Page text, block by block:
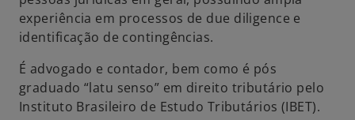
experiência em processos de due diligence e
identificação de contingências.
É advogado e contador, bem como é pós
graduado “latu senso” em direito tributário pelo
Instituto Brasileiro de Estudo Tributários (IBET).